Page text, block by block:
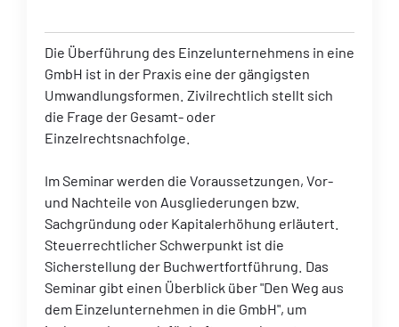
Die Überführung des Einzelunternehmens in eine
GmbH ist in der Praxis eine der gängigsten
Umwandlungsformen. Zivilrechtlich stellt sich
die Frage der Gesamt- oder
Einzelrechtsnachfolge.
Im Seminar werden die Voraussetzungen, Vor-
und Nachteile von Ausgliederungen bzw.
Sachgründung oder Kapitalerhöhung erläutert.
Steuerrechtlicher Schwerpunkt ist die
Sicherstellung der Buchwertfortführung. Das
Seminar gibt einen Überblick über "Den Weg aus
dem Einzelunternehmen in die GmbH", um